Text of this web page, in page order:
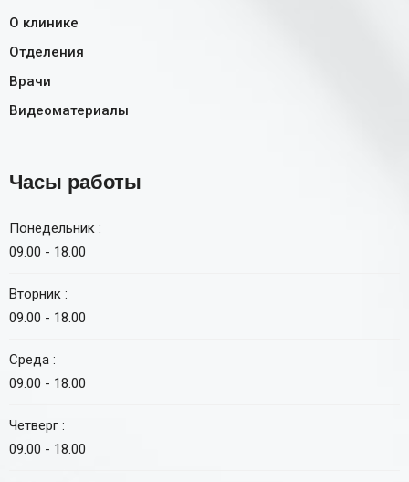
О клинике
Отделения
Врачи
Видеоматериалы
Часы работы
Понедельник :
09.00 - 18.00
Вторник :
09.00 - 18.00
Среда :
09.00 - 18.00
Четверг :
09.00 - 18.00